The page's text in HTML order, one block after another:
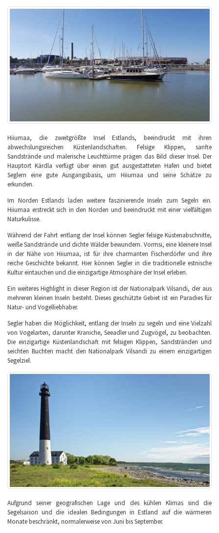
Hiiumaa, die zweitgrößte Insel Estlands, beeindruckt mit ihren
abwechslungsreichen Küstenlandschaften. Felsige Klippen, sanfte
Sandstrände und malerische Leuchttürme prägen das Bild dieser Insel. Der
Hauptort Kärdla verfügt über einen gut ausgestatteten Hafen und bietet
Seglern eine gute Ausgangsbasis, um Hiiumaa und seine Schätze zu
erkunden.
Im Norden Estlands laden weitere faszinierende Inseln zum Segeln ein.
Hiiumaa erstreckt sich in den Norden und beeindruckt mit einer vielfältigen
Naturkulisse.
Während der Fahrt entlang der Insel können Segler felsige Küstenabschnitte,
weiße Sandstrände und dichte Wälder bewundern. Vormsi, eine kleinere Insel
in der Nähe von Hiiumaa, ist für ihre charmanten Fischerdörfer und ihre
reiche Geschichte bekannt. Hier können Segler in die traditionelle estnische
Kultur eintauchen und die einzigartige Atmosphäre der Insel erleben.
Ein weiteres Highlight in dieser Region ist der Nationalpark Vilsandi, der aus
mehreren kleinen Inseln besteht. Dieses geschützte Gebiet ist ein Paradies für
Natur- und Vogelliebhaber.
Segler haben die Möglichkeit, entlang der Inseln zu segeln und eine Vielzahl
von Vogelarten, darunter Kraniche, Seeadler und Zugvögel, zu beobachten.
Die einzigartige Küstenlandschaft mit felsigen Klippen, Sandstränden und
seichten Buchten macht den Nationalpark Vilsandi zu einem einzigartigen
Segelziel.
Aufgrund seiner geografischen Lage und des kühlen Klimas sind die
Segelsaison und die idealen Bedingungen in Estland auf die wärmeren
Monate beschränkt, normalerweise von Juni bis September.